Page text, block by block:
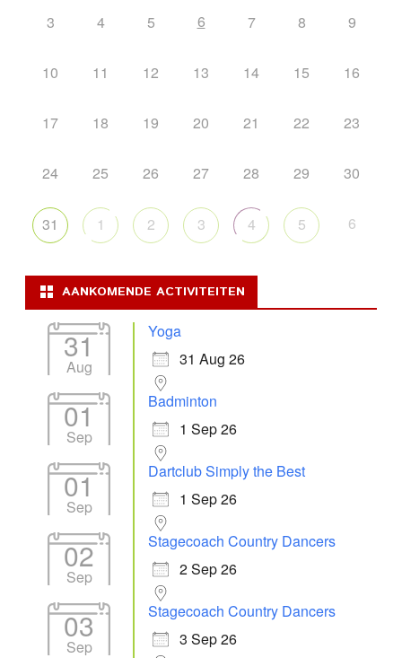
3 4 5 6 7 8 9
10 11 12 13 14 15 16
17 18 19 20 21 22 23
24 25 26 27 28 29 30
31 1 2 3 4 5 6
AANKOMENDE ACTIVITEITEN
31
Aug
Yoga
31 Aug 26
01
Sep
Badminton
1 Sep 26
01
Sep
Dartclub Simply the Best
1 Sep 26
02
Sep
Stagecoach Country Dancers
2 Sep 26
03
Sep
Stagecoach Country Dancers
3 Sep 26